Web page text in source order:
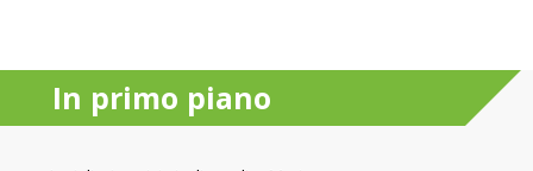
In primo piano